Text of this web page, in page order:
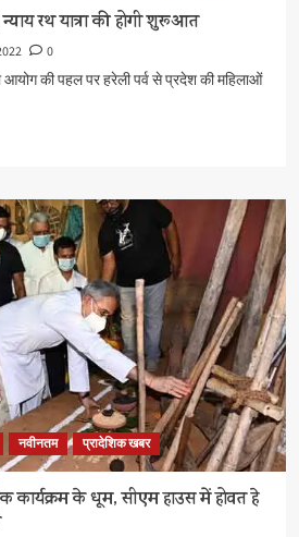
रथ यात्रा की होगी शुरूआत
0
आयोग की पहल पर हरेली पर्व से प्रदेश की महिलाओं
नवीनतम प्रादेशिक खबर
कार्यक्रम के धूम, सीएम हाउस में होवत हे